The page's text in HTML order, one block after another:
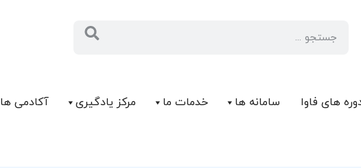
های فاوا سامانه ها خدمات ما مرکز يادگیری آکادمی ها